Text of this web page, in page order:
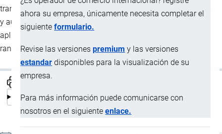
ahora su empresa, únicamente necesita completar el
siguienteformulario.
Revise las versionespremium y las versiones
estandar disponibles para la visualización de su
empresa.
Para más información puede comunicarse con
nosotros en el siguienteenlace.
transporte propios, regulares o de contratación fija registradas
y autorizadas por el Servicio Nacional de
aplicación de procedimientos simplificados y dentro de los
rangos de valor y peso determinados.